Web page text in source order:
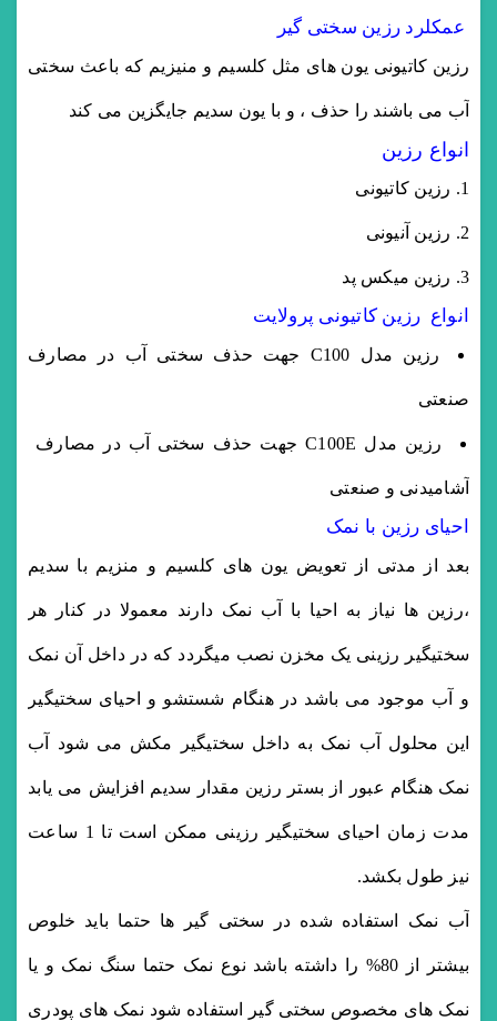
عمکلرد رزین سختی گیر
رزین کاتیونی یون های مثل کلسیم و منیزیم که باعث سختی
آب می باشند را حذف ، و با یون سدیم جایگزین می کند
انواع رزین
رزین کاتیونی
رزین آنیونی
رزین میکس پد
انواع رزین کاتیونی پرولایت
رزین مدل C100 جهت حذف سختی آب در مصارف
صنعتی
رزین مدل C100E جهت حذف سختی آب در مصارف
آشامیدنی و صنعتی
احیای رزین با نمک
بعد از مدتی از تعویض یون های کلسیم و منزیم با سدیم
،رزین ها نیاز به احیا با آب نمک دارند معمولا در کنار هر
سختیگیر رزینی یک مخزن نصب میگردد که در داخل آن نمک
و آب موجود می باشد در هنگام شستشو و احیای سختیگیر
این محلول آب نمک به داخل سختیگیر مکش می شود آب
نمک هنگام عبور از بستر رزین مقدار سدیم افزایش می یابد
مدت زمان احیای سختیگیر رزینی ممکن است تا 1 ساعت
نیز طول بکشد.
آب نمک استفاده شده در سختی گیر ها حتما باید خلوص
بیشتر از 80% را داشته باشد نوع نمک حتما سنگ نمک و یا
نمک های مخصوص سختی گیر استفاده شود نمک های پودری